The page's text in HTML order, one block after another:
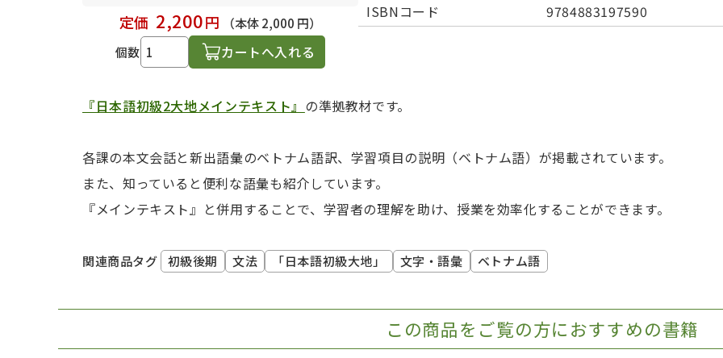
定価 2,200円
（本体 2,000 円）
個数
カートへ入れる
ISBNコード
9784883197590
『日本語初級2大地メインテキスト』 の準拠教材です。
各課の本文会話と新出語彙のベトナム語訳、学習項目の説明（ベトナム語）が掲載されています。
また、知っていると便利な語彙も紹介しています。
『メインテキスト』と併用することで、学習者の理解を助け、授業を効率化することができます。
関連商品タグ 初級後期 文法 「日本語初級大地」 文字・語彙 ベトナム語
この商品をご覧の方におすすめの書籍